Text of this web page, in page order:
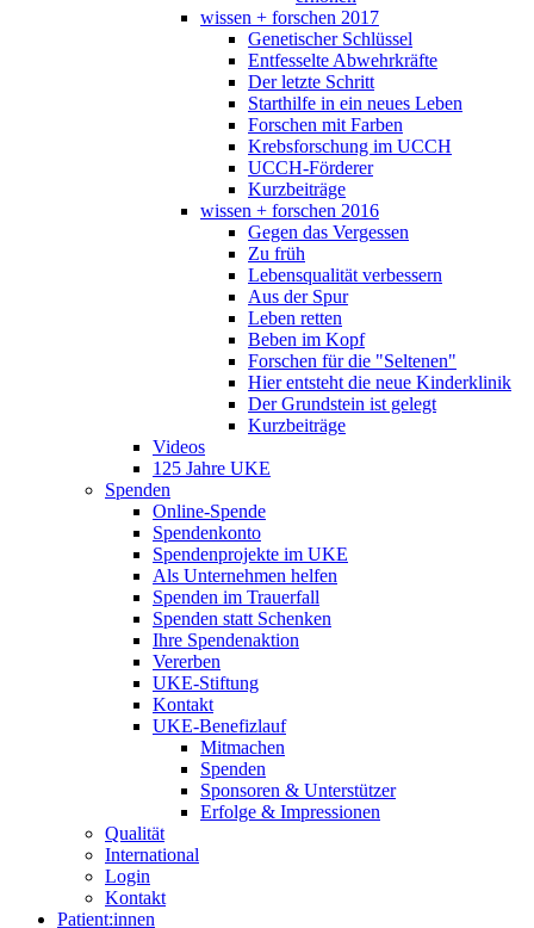
wissen + forschen 2017
Genetischer Schlüssel
Entfesselte Abwehrkräfte
Der letzte Schritt
Starthilfe in ein neues Leben
Forschen mit Farben
Krebsforschung im UCCH
UCCH-Förderer
Kurzbeiträge
wissen + forschen 2016
Gegen das Vergessen
Zu früh
Lebensqualität verbessern
Aus der Spur
Leben retten
Beben im Kopf
Forschen für die "Seltenen"
Hier entsteht die neue Kinderklinik
Der Grundstein ist gelegt
Kurzbeiträge
Videos
125 Jahre UKE
Spenden
Online-Spende
Spendenkonto
Spendenprojekte im UKE
Als Unternehmen helfen
Spenden im Trauerfall
Spenden statt Schenken
Ihre Spendenaktion
Vererben
UKE-Stiftung
Kontakt
UKE-Benefizlauf
Mitmachen
Spenden
Sponsoren & Unterstützer
Erfolge & Impressionen
Qualität
International
Login
Kontakt
Patient:innen